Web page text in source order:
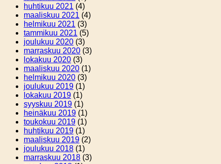
huhtikuu 2021 (4)
maaliskuu 2021 (4)
helmikuu 2021 (3)
tammikuu 2021 (5)
joulukuu 2020 (3)
marraskuu 2020 (3)
lokakuu 2020 (3)
maaliskuu 2020 (1)
helmikuu 2020 (3)
joulukuu 2019 (1)
lokakuu 2019 (1)
syyskuu 2019 (1)
heinäkuu 2019 (1)
toukokuu 2019 (1)
huhtikuu 2019 (1)
maaliskuu 2019 (2)
joulukuu 2018 (1)
marraskuu 2018 (3)